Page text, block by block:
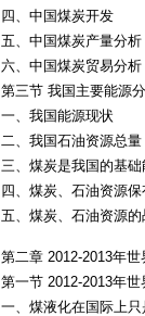
四、中国煤炭开发
五、中国煤炭产量分析
六、中国煤炭贸易分析
第三节 我国主要能源
一、我国能源现状
二、我国石油资源总量
三、煤炭是我国的基础
四、煤炭、石油资源
五、煤炭、石油资源
第二章 2012-2013年
第一节 2012-2013年
一、煤液化在国际上